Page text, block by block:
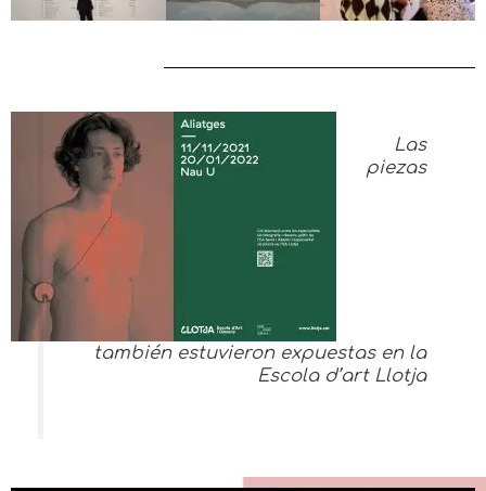
Las
piezas
también estuvieron expuestas en la
Escola d’art Llotja